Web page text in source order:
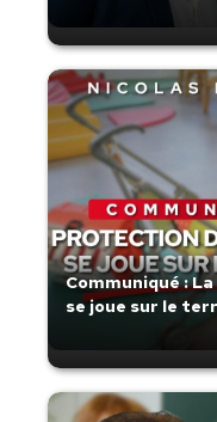
Communiqué :
se joue sur le